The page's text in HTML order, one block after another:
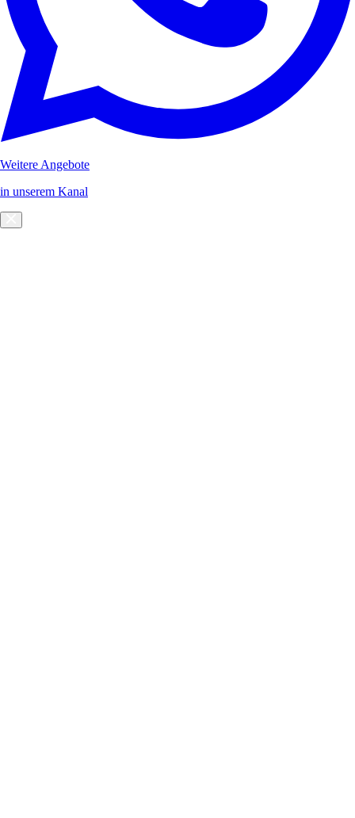
Weitere Angebote
in unserem Kanal